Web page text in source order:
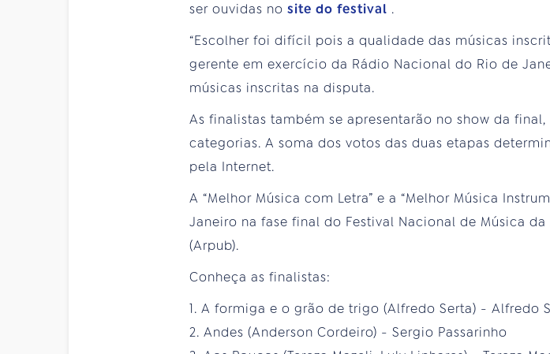
ser ouvidas no site do festival .
“Escolher foi difícil pois a qualidade das músicas
gerente em exercício da Rádio Nacional do Rio de
músicas inscritas na disputa.
As finalistas também se apresentarão no show da
categorias. A soma dos votos das duas etapas
pela Internet.
A “Melhor Música com Letra” e a “Melhor Música
Janeiro na fase final do Festival Nacional de Música
(Arpub).
Conheça as finalistas:
1. A formiga e o grão de trigo (Alfredo Serta) - Alfredo
2. Andes (Anderson Cordeiro) - Sergio Passarinho